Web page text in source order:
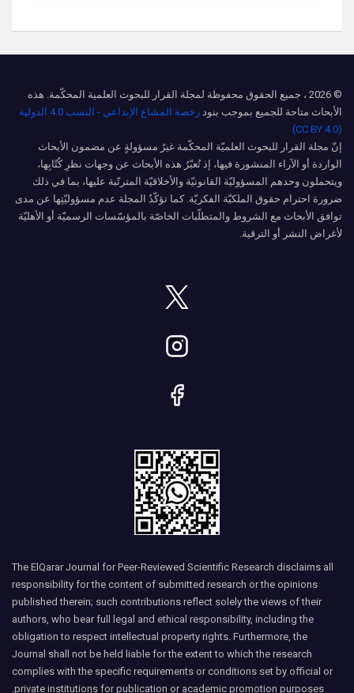
© 2026 ، جميع الحقوق محفوظة لمجلة القرار للبحوث العلمية المحكّمة. هذه
الأبحاث متاحة للجميع بموجب بنود
رخصة المشاع الإبداعي - النسب 4.0 الدولية
(CC BY 4.0)
إنّ مجلة القرار للبحوث العلميّة المحكّمة غيرُ مسؤولةٍ عن مضمون الأبحاث
الواردة أو الآراء المنشورة فيها، إذ تُعبّرُ هذه الأبحاث عن وجهات نظرِ كُتّابِها،
ويتحملون وحدهم المسؤوليّة القانونيّة والأخلاقيّة المترتّبة عليها، بما في ذلك
ضرورة احترام حقوق الملكيّة الفكريّة. كما تؤكّدُ المجلة عدم مسؤوليّتِها عن مدى
توافق الأبحاث مع الشروط والمتطلّبات الخاصّة بالمؤسّسات الرسميّة أو الأهليّة
لأغراض النشر أو الترقية.
The ElQarar Journal for Peer-Reviewed Scientific Research disclaims all
responsibility for the content of submitted research or the opinions
published therein; such contributions reflect solely the views of their
authors, who bear full legal and ethical responsibility, including the
obligation to respect intellectual property rights. Furthermore, the
Journal shall not be held liable for the extent to which the research
complies with the specific requirements or conditions set by official or
private institutions for publication or academic promotion purposes.